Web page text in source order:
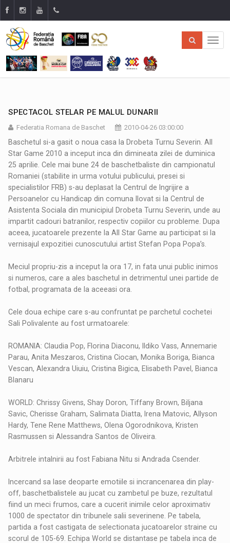
SPECTACOL STELAR PE MALUL DUNARII
Federatia Romana de Baschet 2010-04-26 03:00:00
Baschetul si-a gasit o noua casa la Drobeta Turnu Severin. All
Star Game 2010 a inceput inca din dimineata zilei de duminica
25 aprilie. Cele mai bune 24 de baschetbaliste din campionatul
Romaniei (stabilite in urma votului publicului, presei si
specialistilor FRB) s-au deplasat la Centrul de Ingrijire a
Persoanelor cu Handicap din comuna Ilovat si la Centrul de
Asistenta Sociala din municipiul Drobeta Turnu Severin, unde au
impartit cadouri batranilor, respectiv copiilor cu probleme. Dupa
aceea, jucatoarele prezente la All Star Game au participat si la
vernisajul expozitiei cunoscutului artist Stefan Popa Popa’s.
Meciul propriu-zis a inceput la ora 17, in fata unui public inimos
si numeros, care a ales baschetul in detrimentul unei partide de
fotbal, programata de la aceeasi ora.
Cele doua echipe care s-au confruntat pe parchetul cochetei
Sali Polivalente au fost urmatoarele:
ROMANIA: Claudia Pop, Florina Diaconu, Ildiko Vass, Annemarie
Parau, Anita Meszaros, Cristina Ciocan, Monika Boriga, Bianca
Vescan, Alexandra Uiuiu, Cristina Bigica, Elisabeth Pavel, Bianca
Blanaru
WORLD: Chrissy Givens, Shay Doron, Tiffany Brown, Biljana
Savic, Cherisse Graham, Salimata Diatta, Irena Matovic, Allyson
Hardy, Tene Rene Matthews, Olena Ogorodnikova, Kristen
Rasmussen si Alessandra Santos de Oliveira.
Arbitrele intalnirii au fost Fabiana Nitu si Andrada Csender.
Incercand sa lase deoparte emotiile si incrancenarea din play-
off, baschetbalistele au jucat cu zambetul pe buze, rezultatul
fiind un meci frumos, care a cucerit inimile celor aproximativ
1000 de spectator din tribunele salii severinene. Pe tabela,
partida a fost castigata de selectionata jucatoarelor straine cu
scorul de 105-69. Echipa World se distantase pe tabela inca de